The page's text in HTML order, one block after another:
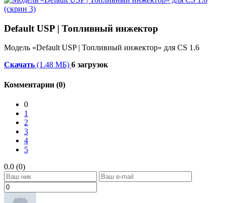
Default USP | Топливный инжектор
Модель «Default USP | Топливный инжектор» для CS 1.6
Скачать (1.48 МБ) 6 загрузок
Комментарии (0)
0
1
2
3
4
5
0.0 (0)